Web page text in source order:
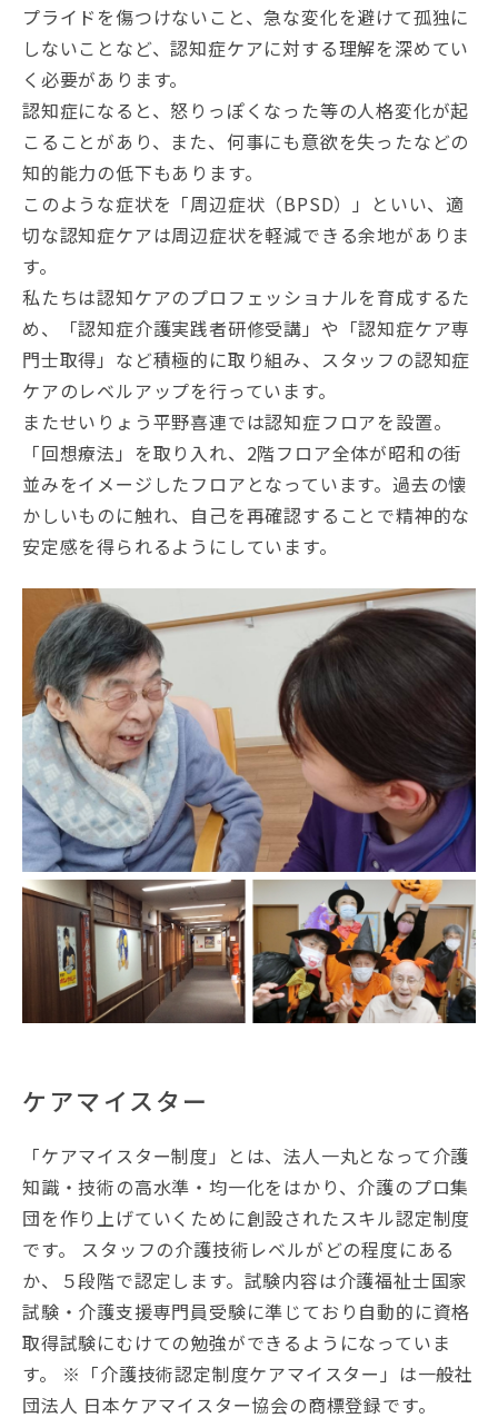
プライドを傷つけないこと、急な変化を避けて孤独に
しないことなど、認知症ケアに対する理解を深めてい
く必要があります。
認知症になると、怒りっぽくなった等の人格変化が起
こることがあり、また、何事にも意欲を失ったなどの
知的能力の低下もあります。
このような症状を「周辺症状（BPSD）」といい、適
切な認知症ケアは周辺症状を軽減できる余地がありま
す。
私たちは認知ケアのプロフェッショナルを育成するた
め、「認知症介護実践者研修受講」や「認知症ケア専
門士取得」など積極的に取り組み、スタッフの認知症
ケアのレベルアップを行っています。
またせいりょう平野喜連では認知症フロアを設置。
「回想療法」を取り入れ、2階フロア全体が昭和の街
並みをイメージしたフロアとなっています。過去の懐
かしいものに触れ、自己を再確認することで精神的な
安定感を得られるようにしています。
ケアマイスター
「ケアマイスター制度」とは、法人一丸となって介護
知識・技術の高水準・均一化をはかり、介護のプロ集
団を作り上げていくために創設されたスキル認定制度
です。 スタッフの介護技術レベルがどの程度にある
か、５段階で認定します。試験内容は介護福祉士国家
試験・介護支援専門員受験に準じており自動的に資格
取得試験にむけての勉強ができるようになっていま
す。 ※「介護技術認定制度ケアマイスター」は一般社
団法人 日本ケアマイスター協会の商標登録です。